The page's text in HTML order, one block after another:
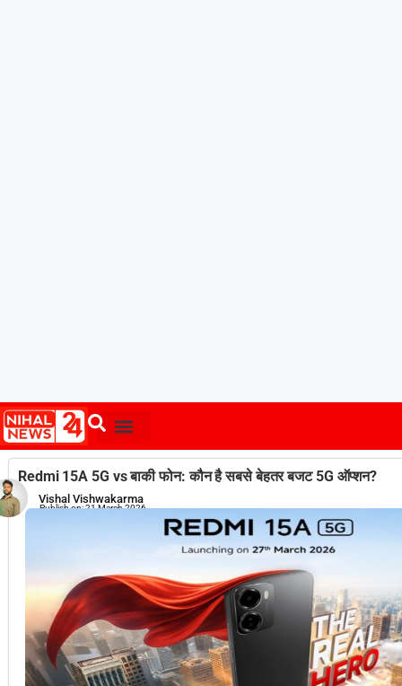
Redmi 15A 5G vs बाकी फोन: कौन है सबसे बेहतर बजट 5G ऑप्शन?
Vishal Vishwakarma
Publish on:21 March 2026